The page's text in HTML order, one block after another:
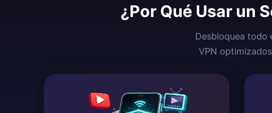
¿Por Qué Usar un
Desbloquea todo
VPN